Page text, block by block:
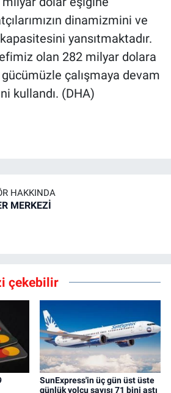
dinamizmini ve
yansıtmaktadır.
olan 282 milyar dolara
çalışmaya devam
kullandı. (DHA)
HAKKINDA
MERKEZİ
çekebilir
SunExpress'in üç gün üst üste
günlük yolcu sayısı 71 bini aştı